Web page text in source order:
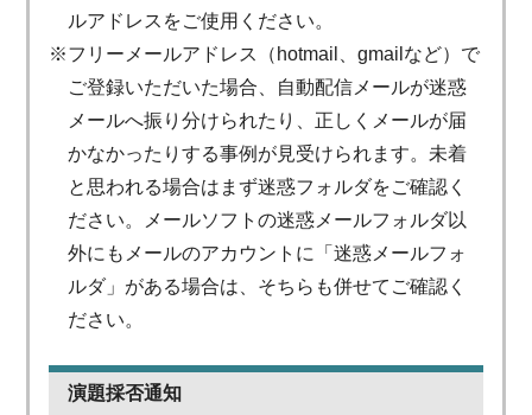
ルアドレスをご使用ください。
※フリーメールアドレス（hotmail、gmailなど）で
ご登録いただいた場合、自動配信メールが迷惑
メールへ振り分けられたり、正しくメールが届
かなかったりする事例が見受けられます。未着
と思われる場合はまず迷惑フォルダをご確認く
ださい。メールソフトの迷惑メールフォルダ以
外にもメールのアカウントに「迷惑メールフォ
ルダ」がある場合は、そちらも併せてご確認く
ださい。
演題採否通知